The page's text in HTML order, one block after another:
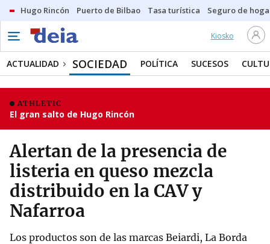
Hugo Rincón Puerto de Bilbao Tasa turística Seguro de
Kiosko
ACTUALIDAD SOCIEDAD POLÍTICA SUCESOS
ATHLETIC
El gran salto de Hugo Rincón
Alertan de la presencia de
listeria en queso mezcla
distribuido en la CAV y
Nafarroa
Los productos son de las marcas Beiardi, La Borda